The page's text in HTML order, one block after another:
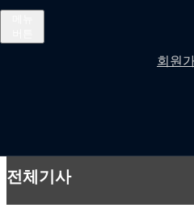
회원
윤지선 개인전 《도시 속 스마
예술사진전 《RE: Image —
전체기사